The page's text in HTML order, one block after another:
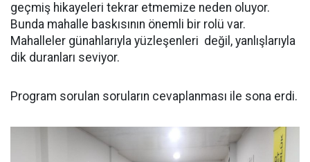
geçmiş hikayeleri tekrar etmemize neden oluyor.
Bunda mahalle baskısının önemli bir rolü var.
Mahalleler günahlarıyla yüzleşenleri değil, yanlışlarıyla
dik duranları seviyor.
Program sorulan soruların cevaplanması ile sona erdi.